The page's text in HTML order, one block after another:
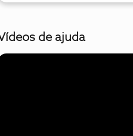
de ajuda